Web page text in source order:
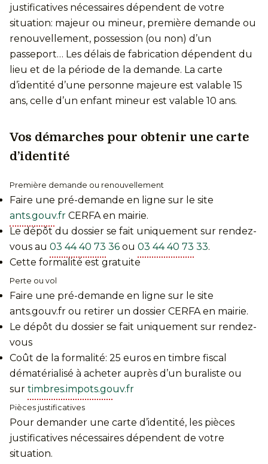
justificatives nécessaires dépendent de votre
situation: majeur ou mineur, première demande ou
renouvellement, possession (ou non) d’un
passeport… Les délais de fabrication dépendent du
lieu et de la période de la demande. La carte
d’identité d’une personne majeure est valable 15
ans, celle d’un enfant mineur est valable 10 ans.
Vos démarches pour obtenir une carte
d’identité
Première demande ou renouvellement
Faire une pré-demande en ligne sur le site
ants.gouv.fr CERFA en mairie.
Le dépôt du dossier se fait uniquement sur rendez-
vous au 03 44 40 73 36 ou 03 44 40 73 33.
Cette formalité est gratuite
Perte ou vol
Faire une pré-demande en ligne sur le site
ants.gouv.fr ou retirer un dossier CERFA en mairie.
Le dépôt du dossier se fait uniquement sur rendez-
vous
Coût de la formalité: 25 euros en timbre fiscal
dématérialisé à acheter auprès d’un buraliste ou
sur timbres.impots.gouv.fr
Pièces justificatives
Pour demander une carte d’identité, les pièces
justificatives nécessaires dépendent de votre
situation.